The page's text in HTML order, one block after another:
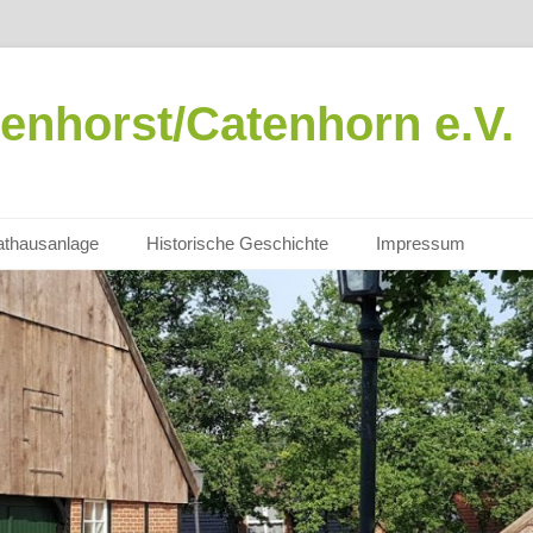
Catenhorn e.V.
Historische Geschichte Impressum